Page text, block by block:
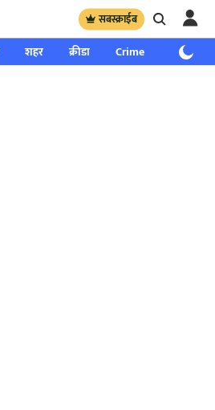
सबस्क्राईब
शहर क्रीडा Crime साप्ताहिक